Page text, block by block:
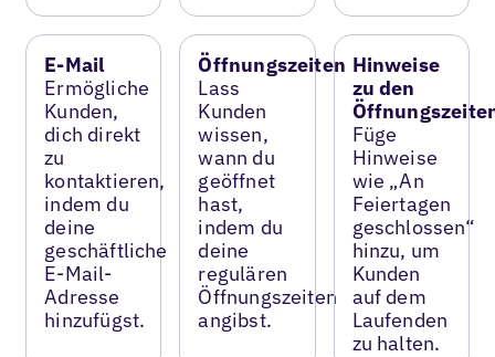
E-Mail
Ermögliche
Kunden,
dich direkt
zu
kontaktieren,
indem du
deine
geschäftliche
E-Mail-
Adresse
hinzufügst.
Öffnungszeiten
Lass
Kunden
wissen,
wann du
geöffnet
hast,
indem du
deine
regulären
Öffnungszeiten
angibst.
Hinweise
zu den
Füge
Hinweise
wie „An
Feiertagen
geschlossen“
hinzu, um
Kunden
auf dem
Laufenden
zu halten.